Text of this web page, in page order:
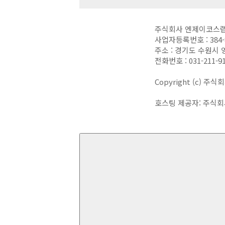
주식회사 엔제이코스
사업자등록번호 :
주소 : 경기도 수원시
전화번호 : 031-
Copyright (c) 주식
호스팅 제공자: 주식